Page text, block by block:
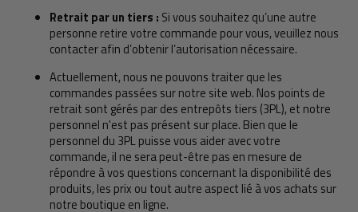
Retrait par un tiers : Si vous souhaitez qu’une autre
personne retire votre commande pour vous, veuillez nous
contacter afin d’obtenir l’autorisation nécessaire.
Actuellement, nous ne pouvons traiter que les
commandes passées sur notre site web. Nos points de
retrait sont gérés par des entrepôts tiers (3PL), et notre
personnel n'est pas présent sur place. Bien que le
personnel du 3PL puisse vous aider avec votre
commande, il ne sera peut-être pas en mesure de
répondre à vos questions concernant la disponibilité des
produits, les prix ou tout autre aspect lié à vos achats sur
notre boutique en ligne.